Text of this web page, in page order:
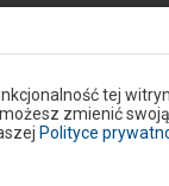
problem w
Google Playtej
zmienić
Polityce